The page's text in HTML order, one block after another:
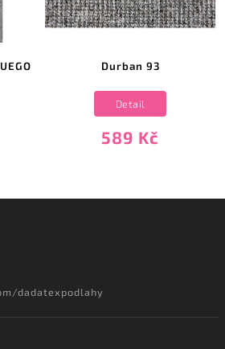
Durban 93
589 Kč
Detail
dadatexpodlahy